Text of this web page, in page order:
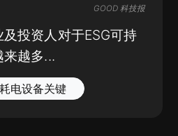
GOOD 科技报
投资人对于ESG可持
越多...
电设备关键